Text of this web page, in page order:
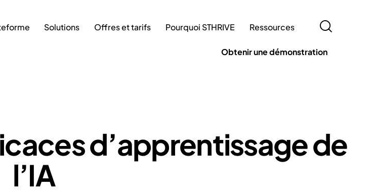
Solutions Offres et tarifs Pourquoi STHRIVE Ressources
Obtenir une démonstration
d’apprentissage de
l’IA